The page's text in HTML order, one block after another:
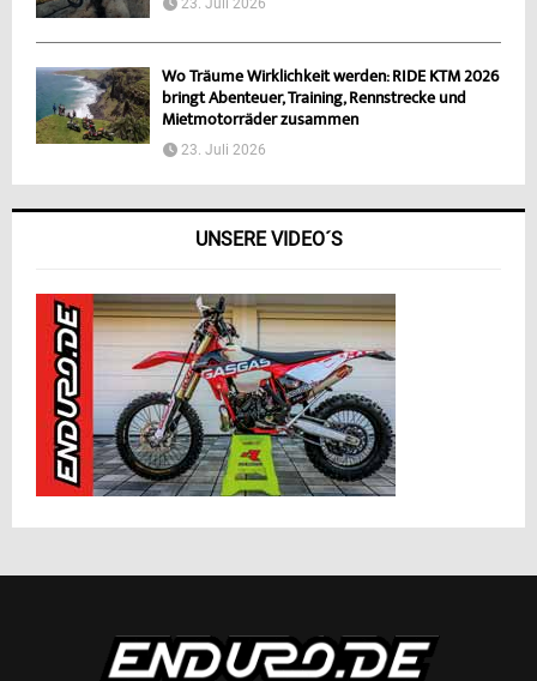
23. Juli 2026
Wo Träume Wirklichkeit werden: RIDE KTM 2026
bringt Abenteuer, Training, Rennstrecke und
Mietmotorräder zusammen
23. Juli 2026
UNSERE VIDEO´S